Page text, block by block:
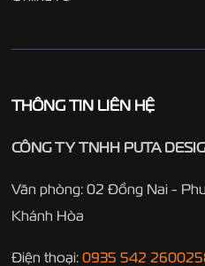
THÔNG TIN LIÊN HỆ
CÔNG TY TNHH PUTA
Văn phòng: 02 Đồng Nai -
Khánh Hòa
Điện thoại: 0935 542 260